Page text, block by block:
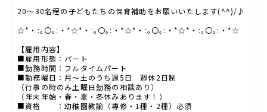
20～30名程の子どもたちの保育補助をお願いいたします(^^)/♪
☆*・:｡〇｡:・*☆*・:｡〇｡:・*☆*・:｡〇｡:・*☆*・:｡〇｡:・*☆
【雇用内容】
■雇用形態：パート
■勤務時間：フルタイムパート
■勤務曜日：月～土のうち週5日 週休2日制
（行事の時のみ土曜日勤務の相談あり）
（年末年始・春・夏・冬休みあります！）
■資格 ：幼稚園教諭（専修・1種・2種）必須